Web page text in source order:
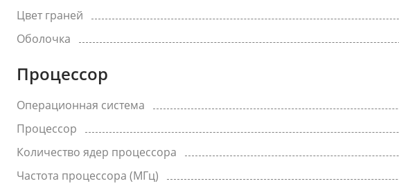
Цвет граней
Оболочка
Процессор
Операционная система
Процессор
Количество ядер процессора
Частота процессора (МГц)